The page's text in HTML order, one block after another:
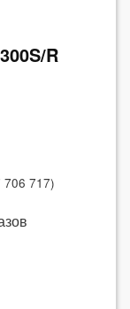
R
706 717)